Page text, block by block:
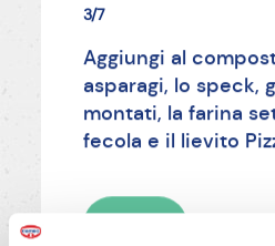
3/7
Aggiungi al
asparagi, lo speck,
montati, la farina
fecola e il lievito